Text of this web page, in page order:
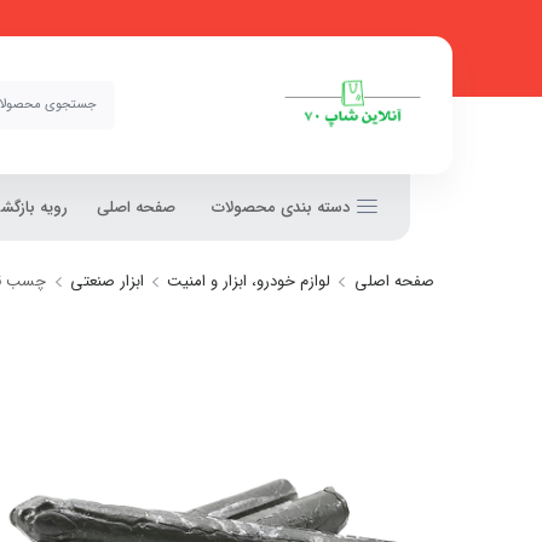
دسته بندی محصولات صفحه اصلی رویه
صفحه اصلی لوازم خودرو، ابزار و امنیت ابزار صنعتی چسب